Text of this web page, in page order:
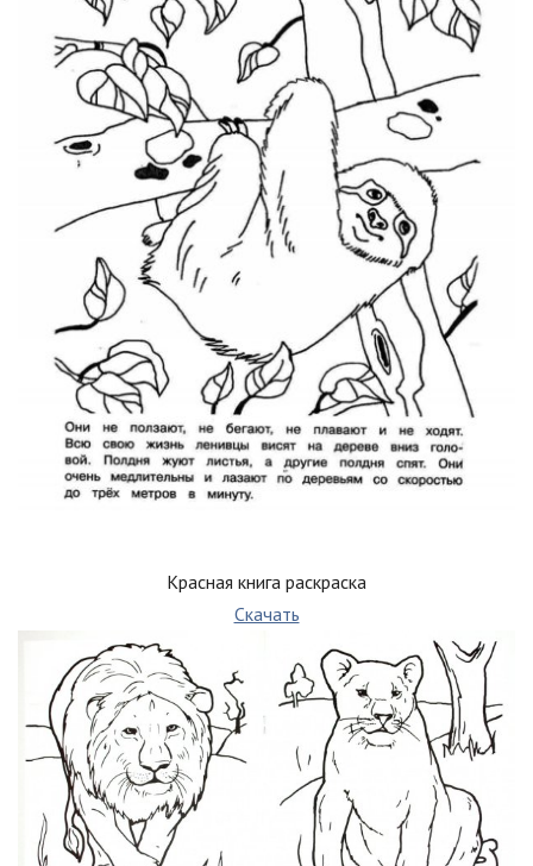
Красная книга раскраска
Скачать